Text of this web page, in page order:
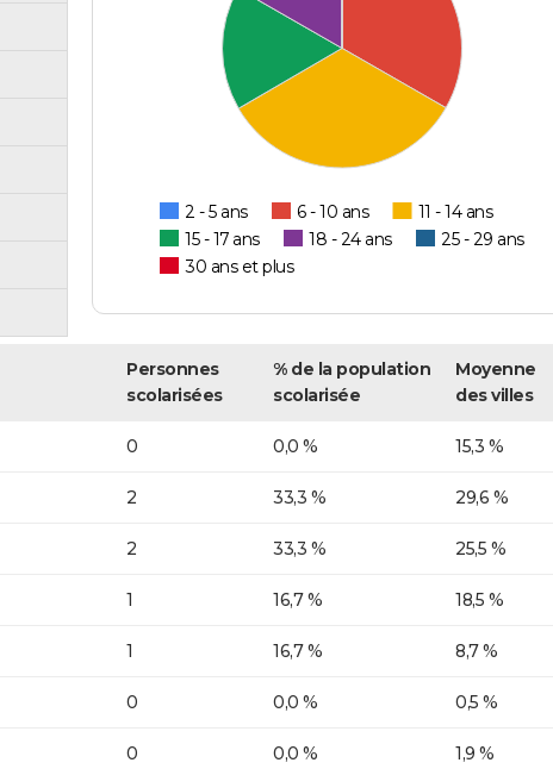
2 - 5 ans 6 - 10 ans
11 - 14 ans
15 - 17 ans
18 - 24 ans
25 - 29 ans
30 ans et plus
Personnes
scolarisées
% de la population
scolarisée
Moyenne
des villes
0 0,0 % 15,3 %
2 33,3 % 29,6 %
2 33,3 % 25,5 %
1 16,7 % 18,5 %
1 16,7 % 8,7 %
0 0,0 % 0,5 %
0 0,0 % 1,9 %